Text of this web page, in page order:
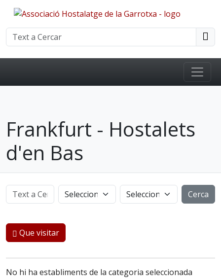
Frankfurt - Hostalets
d'en Bas
Cerca
Que visitar
No hi ha establiments de la categoria seleccionada